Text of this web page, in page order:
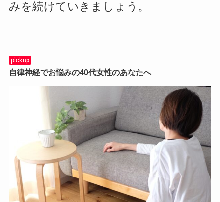
みを続けていきましょう。
pickup
自律神経でお悩みの40代女性のあなたへ